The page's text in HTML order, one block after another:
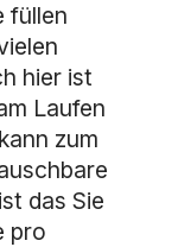
füllen
hier ist
Laufen
zum
das Sie
pro